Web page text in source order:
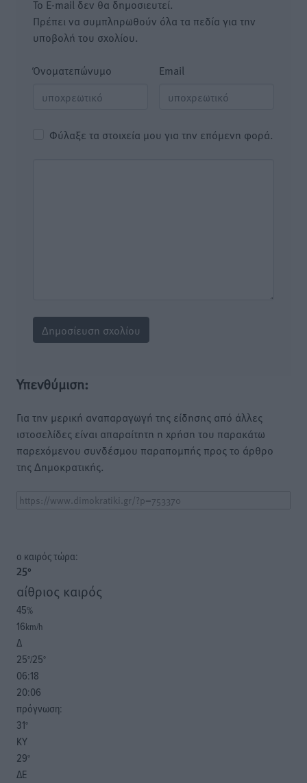
Το E-mail δεν θα δημοσιευτεί.
Πρέπει να συμπληρωθούν όλα τα πεδία για την
υποβολή του σχολίου.
Όνοματεπώνυμο Email
Φύλαξε τα στοιχεία μου για την επόμενη φορά.
Υπενθύμιση:
Για την μερική αναπαραγωγή της είδησης από άλλες
ιστοσελίδες είναι απαραίτητη η χρήση του παρακάτω
παρεχόμενου συνδέσμου παραπομπής προς το άρθρο
της Δημοκρατικής.
o καιρός τώρα:
25°
αίθριος καιρός
45%
16km/h
Δ
25°/25°
06:18
20:06
πρόγνωση:
31°
ΚΥ
29°
ΔΕ